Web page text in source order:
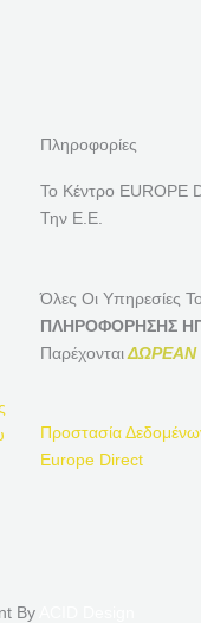
Πληροφορίες
Το Κέντρο EUROPE
Την Ε.Ε.
Όλες Οι Υπηρεσίες
ΠΛΗΡΟΦΟΡΗΣΗΣ
Παρέχονται ΔΩΡΕΑΝ
Προστασία
Europe Direct
By